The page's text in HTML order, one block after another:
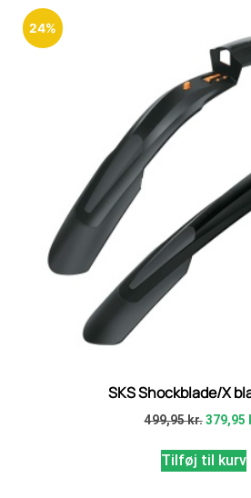
24%
SKS Shockblade/X
499,95kr. 379,95
Tilføj til kurv